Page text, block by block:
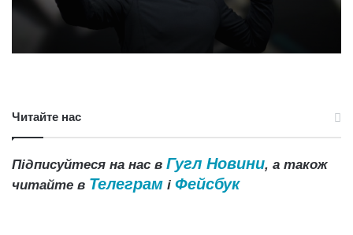
Читайте нас
Підписуйтеся на нас в Гугл Новини, а також
читайте в Телеграм і Фейсбук